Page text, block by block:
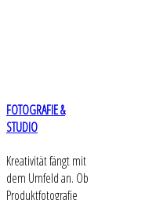
FOTOGRAFIE &
STUDIO
Kreativität fängt mit
dem Umfeld an. Ob
Produktfotografie